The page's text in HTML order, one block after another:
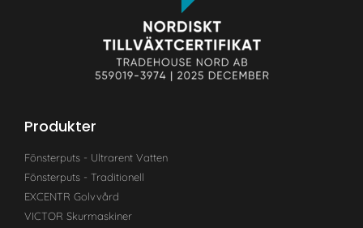
Produkter
Fönsterputs - Ultrarent Vatten
Fönsterputs - Traditionell
EXCENTR Golvvård
VICTOR Skurmaskiner